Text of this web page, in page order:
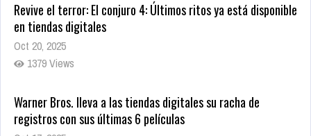
Revive el terror: El conjuro 4: Últimos ritos ya está disponible
en tiendas digitales
Oct 20, 2025
1379 Views
Warner Bros. lleva a las tiendas digitales su racha de
registros con sus últimas 6 películas